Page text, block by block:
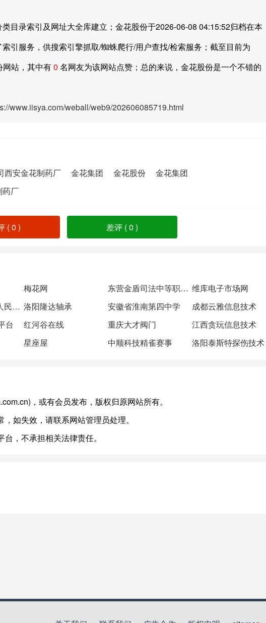
录索引及网址大全库建立；金花股份于2026-06-08 04:15:52归档在本
引服务，供搜索引擎抓取/蜘蛛爬行/用户查找/检索服务；截至目前为
网站，其中有0 名网友为该网站点赞；总的来说，金花股份是一个不错的
www.iisya.com/weball/web9/202606085719.html
西安金花制药厂 金花集团 金花股份
金花集团
药厂
(0 ) 差评 (0 )
梅花网 东营金盾司法中等职业学校 维库电子市场网
凉山彝族自治州人民政府 洛阳隆达轴承 安徽省淮南第四中学
成都云雅信息技术
台 红河谷在线 重庆大才阀门
江西贪玩信息技术
星座屋 中顺科技精雀赛事 洛阳泰斯特探伤技术
，或有会员发布，版权归原网站所有。
如失效，请联系网站管理员处理。
，不承担相关法律责任。